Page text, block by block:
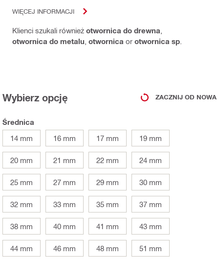
WIĘCEJ INFORMACJI
Klienci szukali również otwornica do drewna
otwornica do metalu otwornica or otwornica sp
Wybierz opcję ZACZNIJ OD NOWA
Średnica
14 mm
16 mm 17 mm 19 mm
20 mm 21 mm 22 mm 24 mm
25 mm 27 mm 29 mm 30 mm
32 mm 33 mm 35 mm 37 mm
38 mm 40 mm 41 mm 43 mm
44 mm 46 mm 48 mm 51 mm